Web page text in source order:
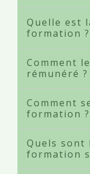
Quelle est
formation ?
Comment
rémunéré ?
Comment
formation ?
Quels sont
formation